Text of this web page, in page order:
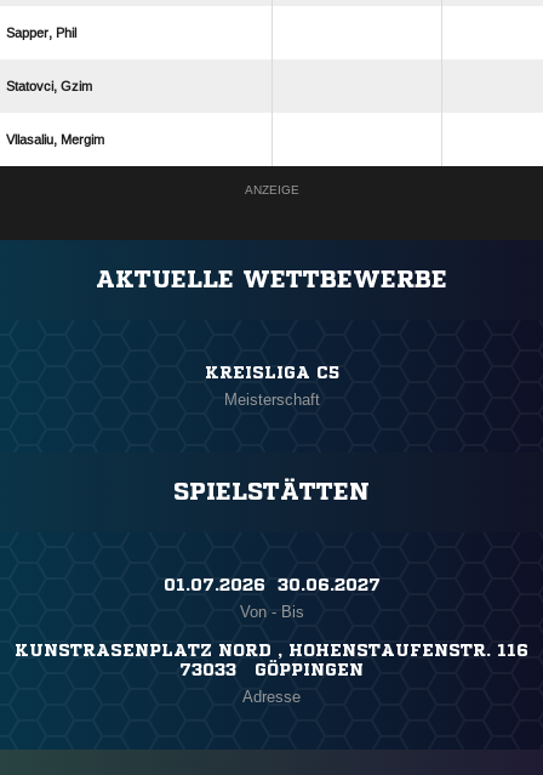
 
 
 
ANZEIGE
AKTUELLE WETTBEWERBE
KREISLIGA C5
Meisterschaft
SPIELSTÄTTEN
01.07.2026 ​ 30.06.2027
Von - Bis
KUNSTRASENPLATZ NORD , HOHENSTAUFENSTR. 116
73033 GÖPPINGEN
Adresse